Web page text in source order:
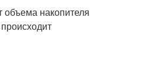
объема накопителя